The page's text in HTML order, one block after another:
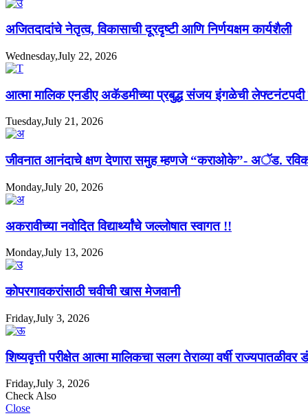
अजितदादांचे नेतृत्व, विकासाची दूरदृष्टी आणि निर्णयक्षम कार्यशैली
Wednesday,July 22, 2026
आत्मा मालिक एनडीए अकॅडमीच्या प्रबुद्ध संजय इंगळेची लेफ्टनंटपदी
Tuesday,July 21, 2026
जीवनात आनंदाचे क्षण देणारा समुह म्हणजे “कराओके”- अॅड.
Monday,July 20, 2026
अकरावीच्या नवोदित विद्यार्थ्यांचे जल्लोषात स्वागत !!
Monday,July 13, 2026
कोपरगावकरांसाठी चवीची खास मेजवानी
Friday,July 3, 2026
शिष्यवृत्ती परीक्षेत आत्मा मालिकचा सलग तेराव्या वर्षी राज्यपातळीवर
Friday,July 3, 2026
Check Also
Close